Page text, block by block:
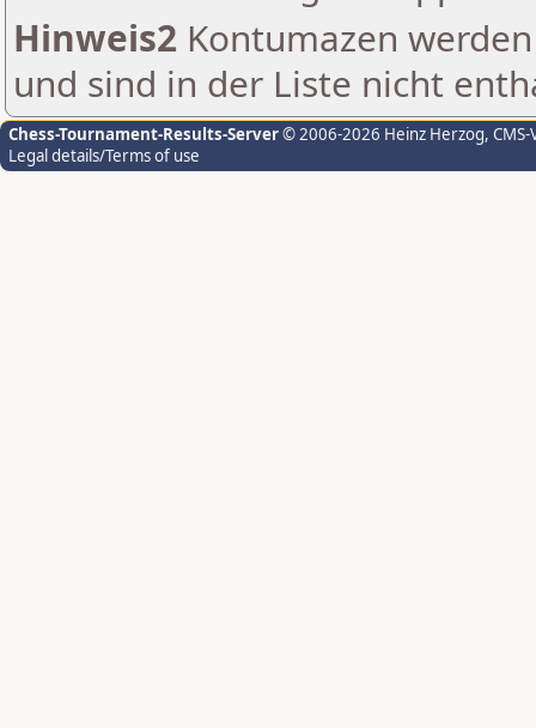
Hinweis2 Kontumazen
und sind in der Liste nicht
Chess-Tournament-Results-Server© 2006-2026 Heinz Herzog,
Legal details/Terms of use